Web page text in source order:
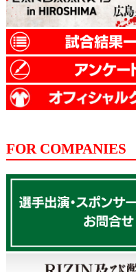
FOR COMPANIES